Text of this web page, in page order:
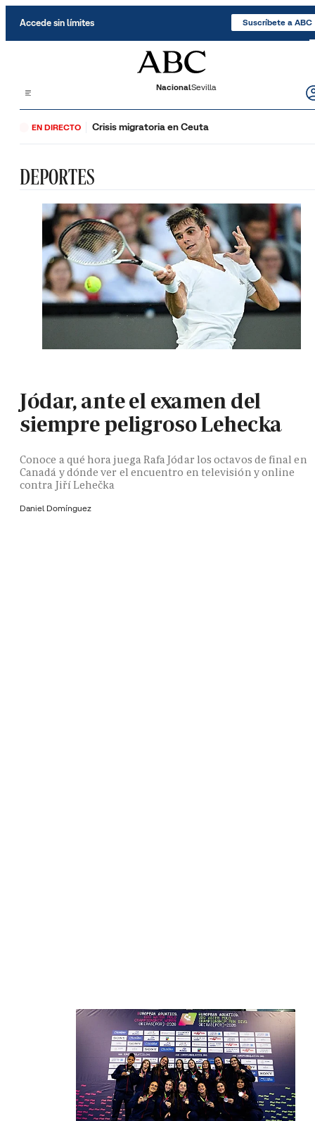
Accede sin límites Suscríbete a ABC
NacionalSevilla
EN DIRECTO Crisis migratoria en Ceuta
DEPORTES
Jódar, ante el examen del
siempre peligroso Lehecka
Conoce a qué hora juega Rafa Jódar los octavos de final en
Canadá y dónde ver el encuentro en televisión y online
contra Jiří Lehečka
Daniel Domínguez